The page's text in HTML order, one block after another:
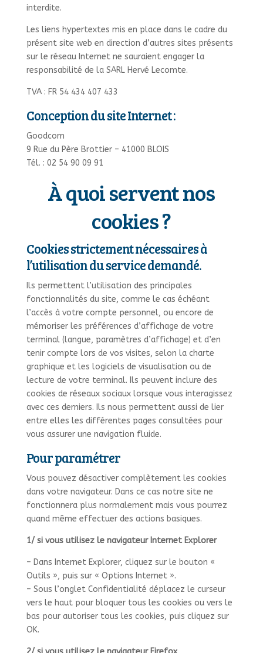
interdite.
Les liens hypertextes mis en place dans le cadre du
présent site web en direction d’autres sites présents
sur le réseau Internet ne sauraient engager la
responsabilité de la SARL Hervé Lecomte.
TVA : FR 54 434 407 433
Conception du site Internet :
Goodcom
9 Rue du Père Brottier – 41000 BLOIS
Tél. : 02 54 90 09 91
À quoi servent nos
cookies ?
Cookies strictement nécessaires à
l’utilisation du service demandé.
Ils permettent l’utilisation des principales
fonctionnalités du site, comme le cas échéant
l’accès à votre compte personnel, ou encore de
mémoriser les préférences d’affichage de votre
terminal (langue, paramètres d’affichage) et d’en
tenir compte lors de vos visites, selon la charte
graphique et les logiciels de visualisation ou de
lecture de votre terminal. Ils peuvent inclure des
cookies de réseaux sociaux lorsque vous interagissez
avec ces derniers. Ils nous permettent aussi de lier
entre elles les différentes pages consultées pour
vous assurer une navigation fluide.
Pour paramétrer
Vous pouvez désactiver complètement les cookies
dans votre navigateur. Dans ce cas notre site ne
fonctionnera plus normalement mais vous pourrez
quand même effectuer des actions basiques.
1/ si vous utilisez le navigateur Internet Explorer
– Dans Internet Explorer, cliquez sur le bouton «
Outils », puis sur « Options Internet ».
– Sous l’onglet Confidentialité déplacez le curseur
vers le haut pour bloquer tous les cookies ou vers le
bas pour autoriser tous les cookies, puis cliquez sur
OK.